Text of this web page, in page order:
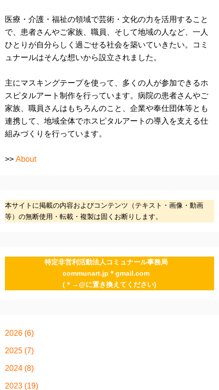
医療・介護・福祉の領域で芸術・文化の力を活用すること
で、患者さんやご家族、職員、そして地域の人など、一人
ひとりが自分らしく過ごせる社会を築いていきたい。コミ
ュナールはそんな想いから設立されました。
主にマスキングテープを使って、多くの人が参加できるホ
スピタルアート制作を行っています。病院の患者さんやご
家族、職員さんはもちろんのこと、企業や奉仕団体等とも
連携して、地域全体でホスピタルアートの導入を支える仕
組みづくりを行っています。
>> About
本サイトに掲載の内容およびコンテンツ（テキスト・画像・動画
等）の無断使用・転載・複製は固くお断りします。
特定非営利活動法人コミュナール事務局
communart.jp＊gmail.com
(＊→@に置き換えてください)
2026 (6)
2025 (7)
2024 (8)
2023 (19)